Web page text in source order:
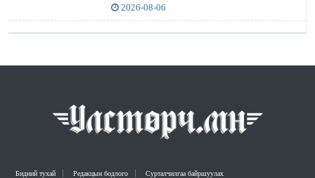
2026-08-06
Бидний тухай Редакцын бодлого Сурталчилгаа байршуулах